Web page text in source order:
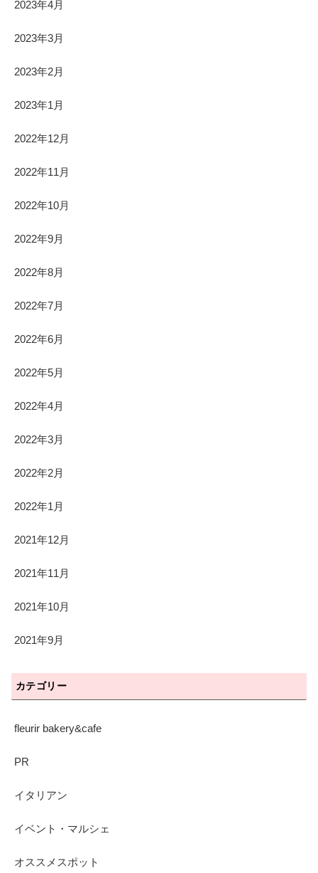
2023年4月
2023年3月
2023年2月
2023年1月
2022年12月
2022年11月
2022年10月
2022年9月
2022年8月
2022年7月
2022年6月
2022年5月
2022年4月
2022年3月
2022年2月
2022年1月
2021年12月
2021年11月
2021年10月
2021年9月
カテゴリー
fleurir bakery&cafe
PR
イタリアン
イベント・マルシェ
オススメスポット